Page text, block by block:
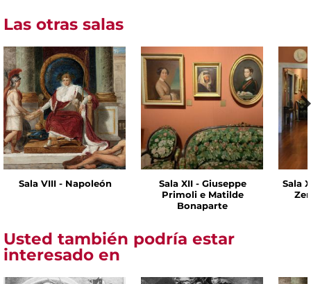
Las otras salas
Sala VIII - Napoleón
Sala XII - Giuseppe
Primoli e Matilde
Bonaparte
Sala
Usted también podría estar
interesado en